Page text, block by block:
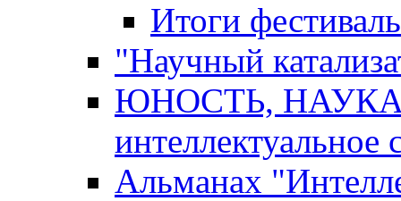
Итоги
"Научный
ЮНОСТЬ,
интеллектуальное
Альманах